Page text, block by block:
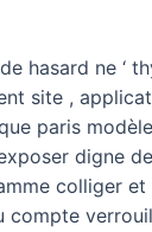
hasard ne ‘
site ,
paris
digne
colliger
compte